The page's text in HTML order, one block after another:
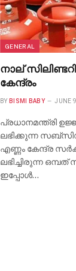
GENERAL
നാല്
കേന്ദ്രം
BY BISMI BABY JUNE
പ്രധാനമന്ത്രി
ലഭിക്കുന്ന
എണ്ണം കേന്ദ്ര
ലഭിച്ചിരുന്ന
ഇപ്പോള്‍…